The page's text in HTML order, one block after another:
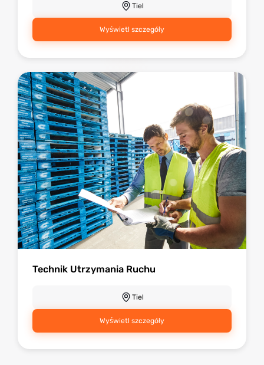
Tiel
Wyświetl szczegóły
Technik Utrzymania Ruchu
Tiel
Wyświetl szczegóły